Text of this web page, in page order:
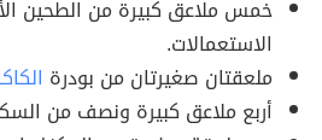
خمس ملاعق كبيرة من الطحين
الاستعمالات.
ملعقتان صغيرتان من بودرة
أربع ملاعق كبيرة ونصف من